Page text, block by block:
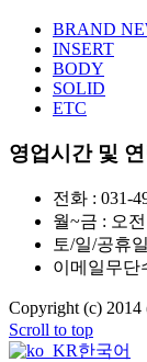
BRAND
INSERT
BODY
SOLID
ETC
영업시간 및 연
전화 : 031-
월~금 : 오
토/일/공휴
이메일무단
Copyright (c)
Scroll to top
한국어